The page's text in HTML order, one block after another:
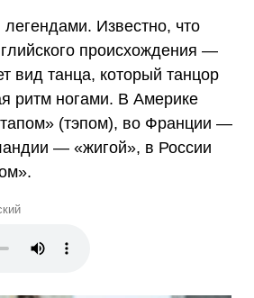
легендами. Известно, что
происхождения —
вид танца, который танцор
ритм ногами. В Америке
(тэпом), во Франции —
— «жигой», в России